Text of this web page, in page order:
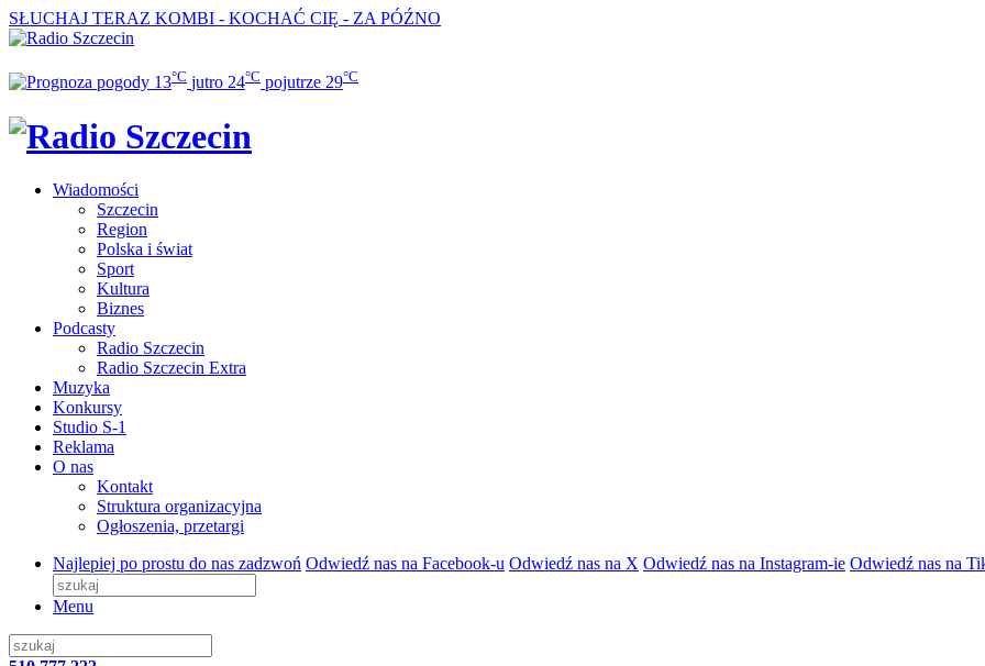
SŁUCHAJ TERAZ KOMBI - KOCHAĆ CIĘ - ZA PÓŹNO
13°C jutro 24°C pojutrze 29°C
Wiadomości
Szczecin
Region
Polska i świat
Sport
Kultura
Biznes
Podcasty
Radio Szczecin
Radio Szczecin Extra
Muzyka
Konkursy
Studio S-1
Reklama
O nas
Kontakt
Struktura organizacyjna
Ogłoszenia, przetargi
Najlepiej po prostu do nas zadzwoń Odwiedź nas na Facebook-u Odwiedź nas na X Odwiedź nas na Instagram-ie Odwiedź nas na
Menu